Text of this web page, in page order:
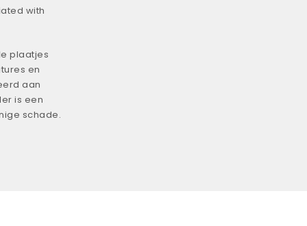
with
plaatjes
en
aan
is een
schade.